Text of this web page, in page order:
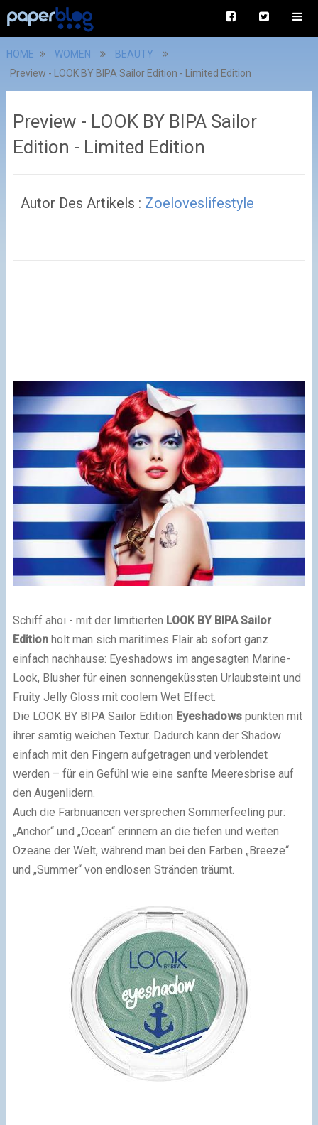
HOME WOMEN
BEAUTY
Preview - LOOK BY BIPA Sailor Edition - Limited Edition
Preview - LOOK BY BIPA Sailor
Edition - Limited Edition
Autor Des Artikels : Zoeloveslifestyle
Schiff ahoi - mit der limitierten LOOK BY BIPA Sailor
Editionholt man sich maritimes Flair ab sofort ganz
einfach nachhause: Eyeshadows im angesagten Marine-
Look, Blusher für einen sonnengeküssten Urlaubsteint und
Fruity Jelly Gloss mit coolem Wet Effect.
Die LOOK BY BIPA Sailor Edition Eyeshadowspunkten mit
ihrer samtig weichen Textur. Dadurch kann der Shadow
einfach mit den Fingern aufgetragen und verblendet
werden – für ein Gefühl wie eine sanfte Meeresbrise auf
den Augenlidern.
Auch die Farbnuancen versprechen Sommerfeeling pur:
„Anchor“ und „Ocean“ erinnern an die tiefen und weiten
Ozeane der Welt, während man bei den Farben „Breeze“
und „Summer“ von endlosen Stränden träumt.